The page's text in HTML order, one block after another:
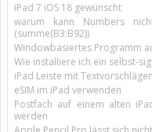
iPad 7 iOS 18 gewünscht
warum kann Numbers
(summe(B3:B92))
Windowbasiertes Programm
Wie installiere ich ein selbst-
iPad Leiste mit
eSIM im iPad verwenden
Postfach auf einem alten
werden